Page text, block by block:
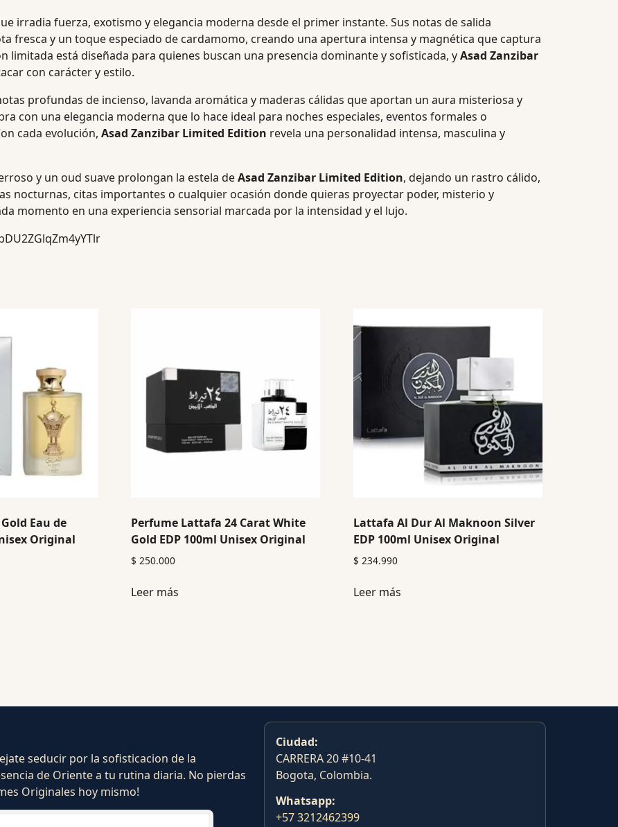
irradia fuerza, exotismo y elegancia moderna desde el primer instante. Sus notas de salida
fresca y un toque especiado de cardamomo, creando una apertura intensa y magnética que captura
limitada está diseñada para quienes buscan una presencia dominante y sofisticada, yAsad Zanzibar
con carácter y estilo.
profundas de incienso, lavanda aromática y maderas cálidas que aportan un aura misteriosa y
con una elegancia moderna que lo hace ideal para noches especiales, eventos formales o
cada evolución, Asad Zanzibar Limited Edition revela una personalidad intensa, masculina y
y un oud suave prolongan la estela deAsad Zanzibar Limited Edition, dejando un rastro cálido,
nocturnas, citas importantes o cualquier ocasión donde quieras proyectar poder, misterio y
momento en una experiencia sensorial marcada por la intensidad y el lujo.
Eau de
Original
Perfume Lattafa 24 Carat White
Gold EDP 100ml Unisex Original
$ 250.000
Leer más
Lattafa Al Dur Al Maknoon Silver
EDP 100ml Unisex Original
$ 234.990
Leer más
seducir por la sofisticacion de la
de Oriente a tu rutina diaria. No pierdas
Originales hoy mismo!
Ciudad:
CARRERA 20 #10-41
Bogota, Colombia.
Whatsapp:
+57 3212462399